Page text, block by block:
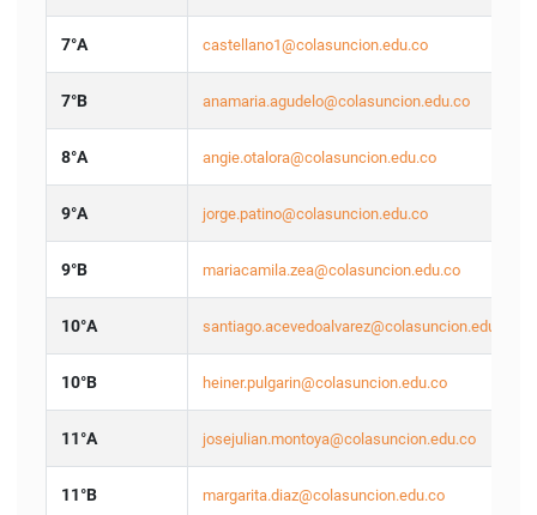
7°A castellano1@colasuncion.edu.co
7°B anamaria.agudelo@colasuncion.edu.co
8°A angie.otalora@colasuncion.edu.co
9°A jorge.patino@colasuncion.edu.co
9°B mariacamila.zea@colasuncion.edu.co
10°A santiago.acevedoalvarez@colasuncion.edu.co
10°B heiner.pulgarin@colasuncion.edu.co
11°A josejulian.montoya@colasuncion.edu.co
11°B margarita.diaz@colasuncion.edu.co